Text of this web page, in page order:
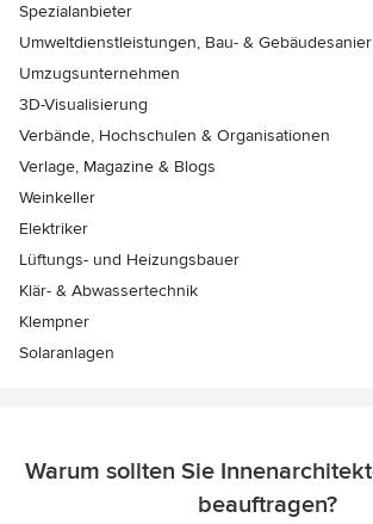
Spezialanbieter
Umweltdienstleistungen, Bau- &
Umzugsunternehmen
3D-Visualisierung
Verbände, Hochschulen & Organisationen
Verlage, Magazine & Blogs
Weinkeller
Elektriker
Lüftungs- und Heizungsbauer
Klär- & Abwassertechnik
Klempner
Solaranlagen
Warum sollten Sie
beauftragen?